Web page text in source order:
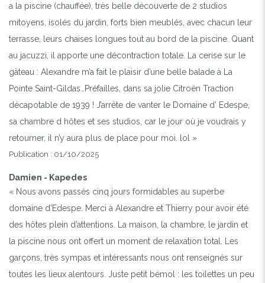
a la piscine (chauffée), très belle découverte de 2 studios
mitoyens, isolés du jardin, forts bien meublés, avec chacun leur
terrasse, leurs chaises longues tout au bord de la piscine. Quant
au jacuzzi, il apporte une décontraction totale. La cerise sur le
gâteau : Alexandre m’a fait le plaisir d’une belle balade à La
Pointe Saint-Gildas…Préfailles, dans sa jolie Citroën Traction
décapotable de 1939 ! J’arrête de vanter le Domaine d’ Edespe,
sa chambre d hôtes et ses studios, car le jour où je voudrais y
retourner, il n’y aura plus de place pour moi. lol »
Publication : 01/10/2025
Damien - Kapedes
« Nous avons passés cinq jours formidables au superbe
domaine d’Edespe. Merci à Alexandre et Thierry pour avoir été
des hôtes plein d’attentions. La maison, la chambre, le jardin et
la piscine nous ont offert un moment de relaxation total. Les
garçons, très sympas et intéressants nous ont renseignés sur
toutes les lieux alentours. Juste petit bémol : les toilettes un peu